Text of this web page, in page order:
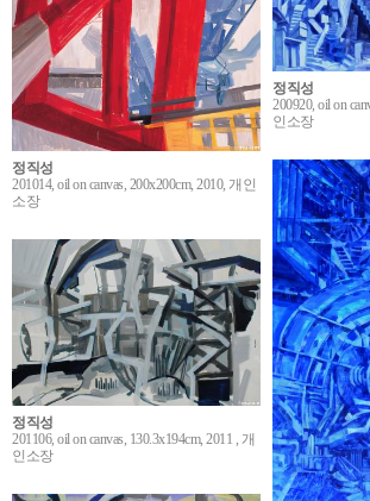
정직성
201014, oil on canvas, 200x200cm, 2010, 개인
소장
정직성
200920, oil on
인소장
정직성
201106, oil on canvas, 130.3x194cm, 2011 , 개
인소장